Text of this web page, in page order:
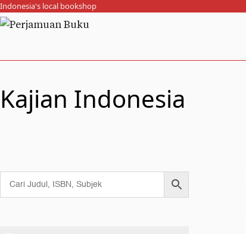
Indonesia's local bookshop
Kajian Indonesia